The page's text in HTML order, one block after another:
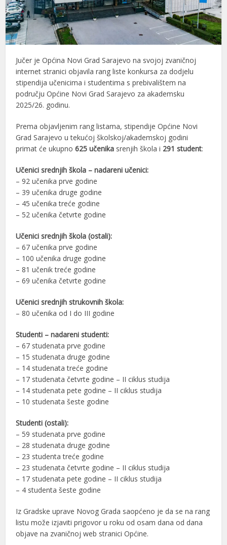
Jučer je Općina Novi Grad Sarajevo na svojoj zvaničnoj
internet stranici objavila rang liste konkursa za dodjelu
stipendija učenicima i studentima s prebivalištem na
području Općine Novi Grad Sarajevo za akademsku
2025/26. godinu.
Prema objavljenim rang listama, stipendije Općine Novi
Grad Sarajevo u tekućoj školskoj/akademskoj godini
primat će ukupno625 učenika srenjih škola i 291 student:
Učenici srednjih škola – nadareni učenici:
– 92 učenika prve godine
– 39 učenika druge godine
– 45 učenika treće godine
– 52 učenika četvrte godine
Učenici srednjih škola (ostali):
– 67 učenika prve godine
– 100 učenika druge godine
– 81 učenik treće godine
– 69 učenika četvrte godine
Učenici srednjih strukovnih škola:
– 80 učenika od I do III godine
Studenti – nadareni studenti:
– 67 studenata prve godine
– 15 studenata druge godine
– 14 studenata treće godine
– 17 studenata četvrte godine – II ciklus studija
– 14 studenata pete godine – II ciklus studija
– 10 studenata šeste godine
Studenti (ostali):
– 59 studenata prve godine
– 28 studenata druge godine
– 23 studenta treće godine
– 23 studenata četvrte godine – II ciklus studija
– 17 studenata pete godine – II ciklus studija
– 4 studenta šeste godine
Iz Gradske uprave Novog Grada saopćeno je da se na rang
listu može izjaviti prigovor u roku od osam dana od dana
objave na zvaničnoj web stranici Općine.